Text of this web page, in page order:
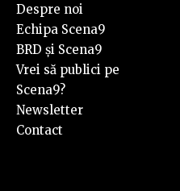
Despre noi
Echipa Scena9
BRD și Scena9
Vrei să publici pe
Scena9?
Newsletter
Contact